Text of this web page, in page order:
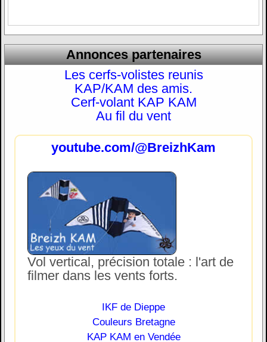
Annonces partenaires
Les cerfs-volistes reunis
KAP/KAM des amis.
Cerf-volant KAP KAM
Au fil du vent
youtube.com/@BreizhKam
Vol vertical, précision totale : l'art de
filmer dans les vents forts.
IKF de Dieppe
Couleurs Bretagne
KAP KAM en Vendée